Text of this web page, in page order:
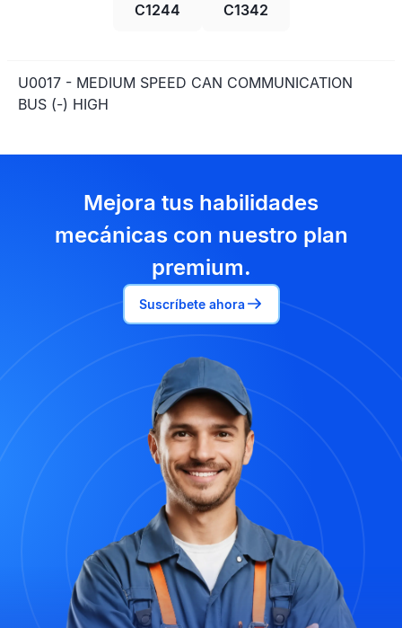
C1244 C1342
U0017 - MEDIUM SPEED CAN COMMUNICATION
BUS (-) HIGH
Mejora tus habilidades
mecánicas con nuestro plan
premium.
Suscríbete ahora